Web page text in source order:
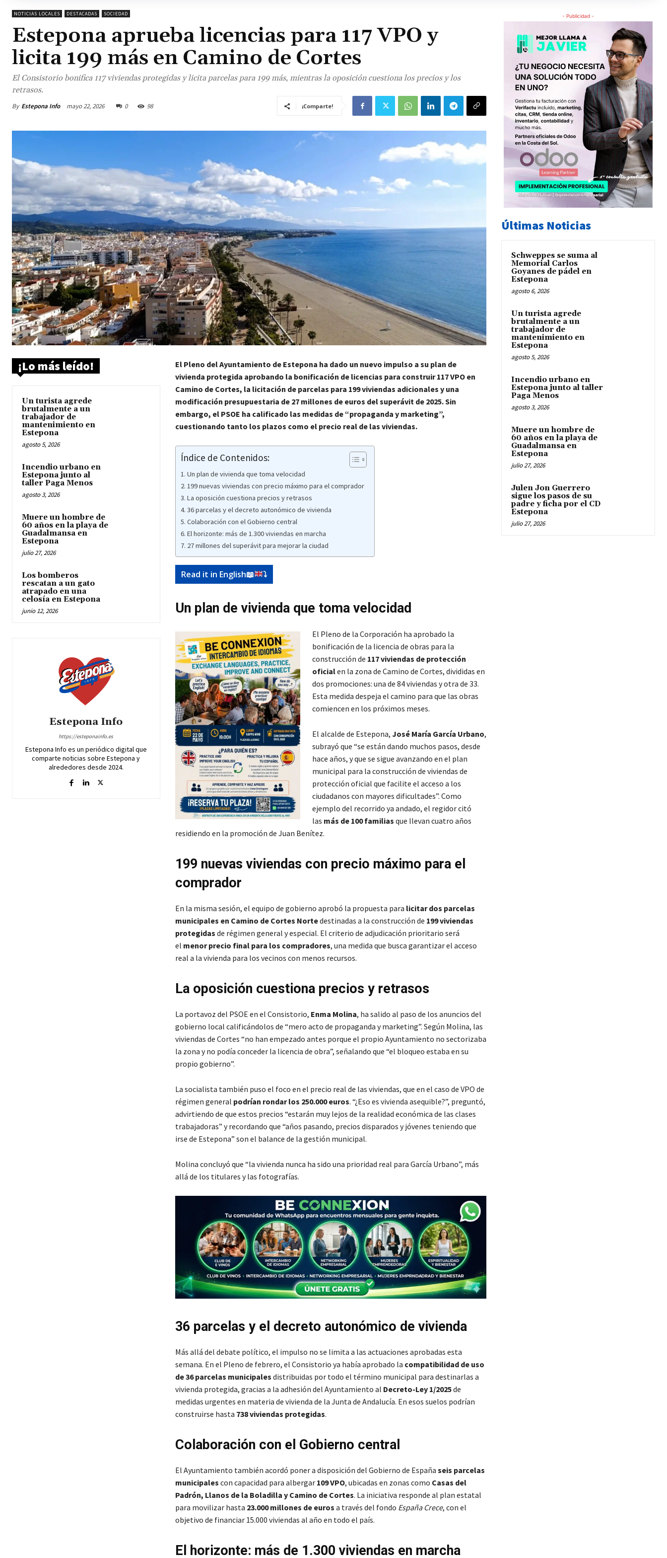
NOTICIAS LOCALES DESTACADAS SOCIEDAD
Estepona aprueba licencias para 117 VPO y
licita 199 más en Camino de Cortes
El Consistorio bonifica 117 viviendas protegidas y licita parcelas para 199 más, mientras la oposición cuestiona los precios y los
retrasos.
By Estepona Info mayo 22, 2026 0 98 ¡Comparte!
¡Lo más leído!
Un turista agrede
brutalmente a un
trabajador de
mantenimiento en
Estepona
agosto 5, 2026
Incendio urbano en
Estepona junto al
taller Paga Menos
agosto 3, 2026
Muere un hombre de
60 años en la playa de
Guadalmansa en
Estepona
julio 27, 2026
Los bomberos
rescatan a un gato
atrapado en una
celosía en Estepona
junio 12, 2026
Estepona Info
https://esteponainfo.es
Estepona Info es un periódico digital que
comparte noticias sobre Estepona y
alrededores desde 2024.
El Pleno del Ayuntamiento de Estepona ha dado un nuevo impulso a su plan de
vivienda protegida aprobando la bonificación de licencias para construir 117 VPO en
Camino de Cortes, la licitación de parcelas para 199 viviendas adicionales y una
modificación presupuestaria de 27 millones de euros del superávit de 2025. Sin
embargo, el PSOE ha calificado las medidas de “propaganda y marketing”,
cuestionando tanto los plazos como el precio real de las viviendas.
Índice de Contenidos:
Un plan de vivienda que toma velocidad
199 nuevas viviendas con precio máximo para el comprador
La oposición cuestiona precios y retrasos
36 parcelas y el decreto autonómico de vivienda
Colaboración con el Gobierno central
El horizonte: más de 1.300 viviendas en marcha
27 millones del superávit para mejorar la ciudad
Read it in English📖 ⤵️
Un plan de vivienda que toma velocidad
El Pleno de la Corporación ha aprobado la
bonificación de la licencia de obras para la
construcción de 117 viviendas de protección
oficialen la zona de Camino de Cortes, divididas en
dos promociones: una de 84 viviendas y otra de 33.
Esta medida despeja el camino para que las obras
comiencen en los próximos meses.
El alcalde de Estepona, José María García Urbano,
subrayó que “se están dando muchos pasos, desde
hace años, y que se sigue avanzando en el plan
municipal para la construcción de viviendas de
protección oficial que facilite el acceso a los
ciudadanos con mayores dificultades”. Como
ejemplo del recorrido ya andado, el regidor citó
las más de 100 familias que llevan cuatro años
residiendo en la promoción de Juan Benítez.
199 nuevas viviendas con precio máximo para el
comprador
En la misma sesión, el equipo de gobierno aprobó la propuesta para licitar dos parcelas
municipales en Camino de Cortes Nortedestinadas a la construcción de 199 viviendas
protegidas de régimen general y especial. El criterio de adjudicación prioritario será
el menor precio final para los compradores, una medida que busca garantizar el acceso
real a la vivienda para los vecinos con menos recursos.
La oposición cuestiona precios y retrasos
La portavoz del PSOE en el Consistorio, Enma Molina, ha salido al paso de los anuncios del
gobierno local calificándolos de “mero acto de propaganda y marketing”. Según Molina, las
viviendas de Cortes “no han empezado antes porque el propio Ayuntamiento no sectorizaba
la zona y no podía conceder la licencia de obra”, señalando que “el bloqueo estaba en su
propio gobierno”.
La socialista también puso el foco en el precio real de las viviendas, que en el caso de VPO de
régimen general podrían rondar los 250.000 euros. “¿Eso es vivienda asequible?”, preguntó,
advirtiendo de que estos precios “estarán muy lejos de la realidad económica de las clases
trabajadoras” y recordando que “años pasando, precios disparados y jóvenes teniendo que
irse de Estepona” son el balance de la gestión municipal.
Molina concluyó que “la vivienda nunca ha sido una prioridad real para García Urbano”, más
allá de los titulares y las fotografías.
36 parcelas y el decreto autonómico de vivienda
Más allá del debate político, el impulso no se limita a las actuaciones aprobadas esta
semana. En el Pleno de febrero, el Consistorio ya había aprobado la compatibilidad de uso
de 36 parcelas municipales distribuidas por todo el término municipal para destinarlas a
vivienda protegida, gracias a la adhesión del Ayuntamiento al Decreto-Ley 1/2025de
medidas urgentes en materia de vivienda de la Junta de Andalucía. En esos suelos podrían
construirse hasta 738 viviendas protegidas.
Colaboración con el Gobierno central
El Ayuntamiento también acordó poner a disposición del Gobierno de España seis parcelas
municipales con capacidad para albergar 109 VPO, ubicadas en zonas como Casas del
Padrón, Llanos de la Boladilla y Camino de Cortes. La iniciativa responde al plan estatal
para movilizar hasta 23.000 millones de euros a través del fondo España Crece, con el
objetivo de financiar 15.000 viviendas al año en todo el país.
El horizonte: más de 1.300 viviendas en marcha
- Publicidad -
Últimas Noticias
Schweppes se suma al
Memorial Carlos
Goyanes de pádel en
Estepona
agosto 6, 2026
Un turista agrede
brutalmente a un
trabajador de
mantenimiento en
Estepona
agosto 5, 2026
Incendio urbano en
Estepona junto al taller
Paga Menos
agosto 3, 2026
Muere un hombre de
60 años en la playa de
Guadalmansa en
Estepona
julio 27, 2026
Julen Jon Guerrero
sigue los pasos de su
padre y ficha por el CD
Estepona
julio 27, 2026